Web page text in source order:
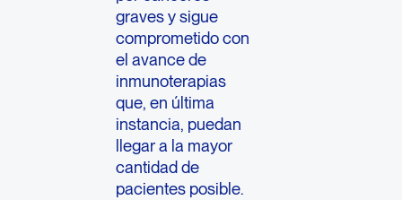
graves y sigue
comprometido con
el avance de
inmunoterapias
que, en última
instancia, puedan
llegar a la mayor
cantidad de
pacientes posible.